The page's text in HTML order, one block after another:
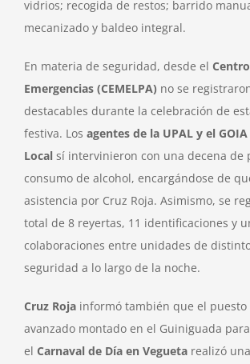
vidrios; recogida de restos; barrido
mecanizado y baldeo integral.
En materia de seguridad, desde el
Emergencias (CEMELPA) no se
destacables durante la celebración de
festiva. Los agentes de la UPAL y el
Local sí intervinieron con una decena de
consumo de alcohol, encargándose de
asistencia por Cruz Roja. Asimismo, se
total de 8 reyertas, 11 identificaciones y
colaboraciones entre unidades de
seguridad a lo largo de la noche.
Cruz Roja informó también que el
avanzado montado en el Guiniguada
el Carnaval de Día en Vegueta realizó